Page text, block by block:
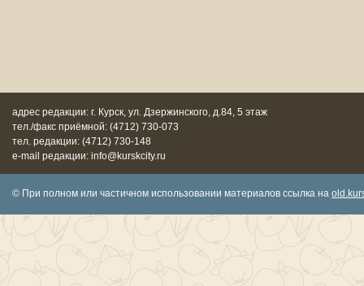
адрес редакции: г. Курск, ул. Дзержинского, д.84, 5 этаж
тел./факс приёмной: (4712) 730-073
тел. редакции: (4712) 730-148
e-mail редакции: info@kurskcity.ru
© При полном или частичном использовании материалов ссылка на